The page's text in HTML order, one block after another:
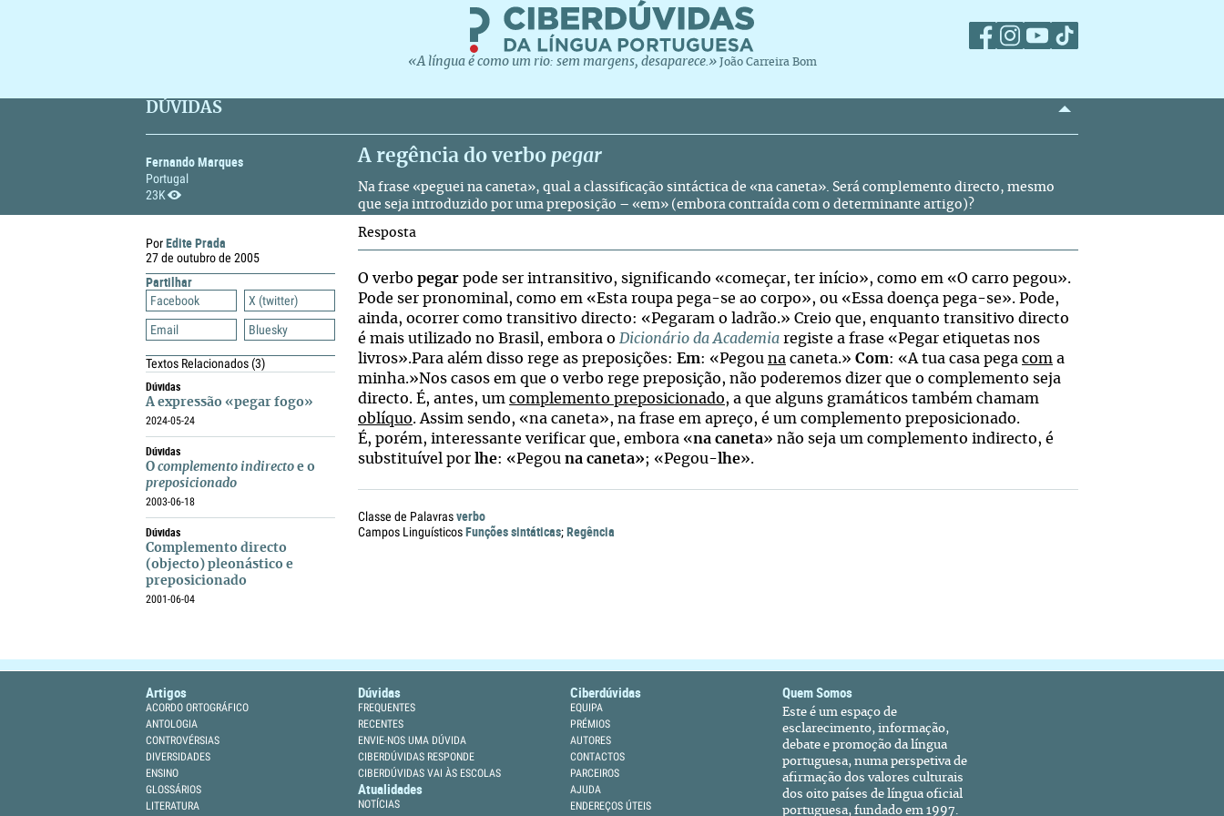
«A língua é como um rio: sem margens, desaparece.» João Carreira Bom
DÚVIDAS
Fernando Marques
Portugal
23K
A regência do verbo pegar
Na frase «peguei na caneta», qual a classificação sintáctica de «na caneta». Será complemento directo, mesmo
que seja introduzido por uma preposição – «em» (embora contraída com o determinante artigo)?
PorEdite Prada
27 de outubro de 2005
Partilhar
Facebook
X (twitter)
Email
Bluesky
Textos Relacionados(3)
Dúvidas
A expressão «pegar fogo»
2024-05-24
Dúvidas
O complemento indirecto e o
preposicionado
2003-06-18
Dúvidas
Complemento directo
(objecto) pleonástico e
preposicionado
2001-06-04
Resposta
O verbo pegar pode ser intransitivo, significando «começar, ter início», como em «O carro pegou».
Pode ser pronominal, como em «Esta roupa pega-se ao corpo», ou «Essa doença pega-se». Pode,
ainda, ocorrer como transitivo directo: «Pegaram o ladrão.» Creio que, enquanto transitivo directo
é mais utilizado no Brasil, embora o Dicionário da Academia registe a frase «Pegar etiquetas nos
livros».Para além disso rege as preposições:
Em: «Pegou na caneta.» Com: «A tua casa pega com a
minha.»Nos casos em que o verbo rege preposição, não poderemos dizer que o complemento seja
directo. É, antes, um complemento preposicionado, a que alguns gramáticos também chamam
oblíquo. Assim sendo, «na caneta», na frase em apreço, é um complemento preposicionado.
É, porém, interessante verificar que, embora «na caneta» não seja um complemento indirecto, é
substituível por
lhe: «Pegou na caneta»; «Pegou- lhe».
Classe de Palavrasverbo
Campos LinguísticosFunções sintáticas;Regência
Artigos
ACORDO ORTOGRÁFICO
ANTOLOGIA
CONTROVÉRSIAS
DIVERSIDADES
ENSINO
GLOSSÁRIOS
LITERATURA
Dúvidas
FREQUENTES
RECENTES
ENVIE-NOS UMA DÚVIDA
CIBERDÚVIDAS RESPONDE
CIBERDÚVIDAS VAI ÀS ESCOLAS
Atualidades
NOTÍCIAS
Ciberdúvidas
EQUIPA
PRÉMIOS
AUTORES
CONTACTOS
PARCEIROS
AJUDA
ENDEREÇOS ÚTEIS
Quem Somos
Este é um espaço de
esclarecimento, informação,
debate e promoção da língua
portuguesa, numa perspetiva de
afirmação dos valores culturais
dos oito países de língua oficial
portuguesa, fundado em 1997.